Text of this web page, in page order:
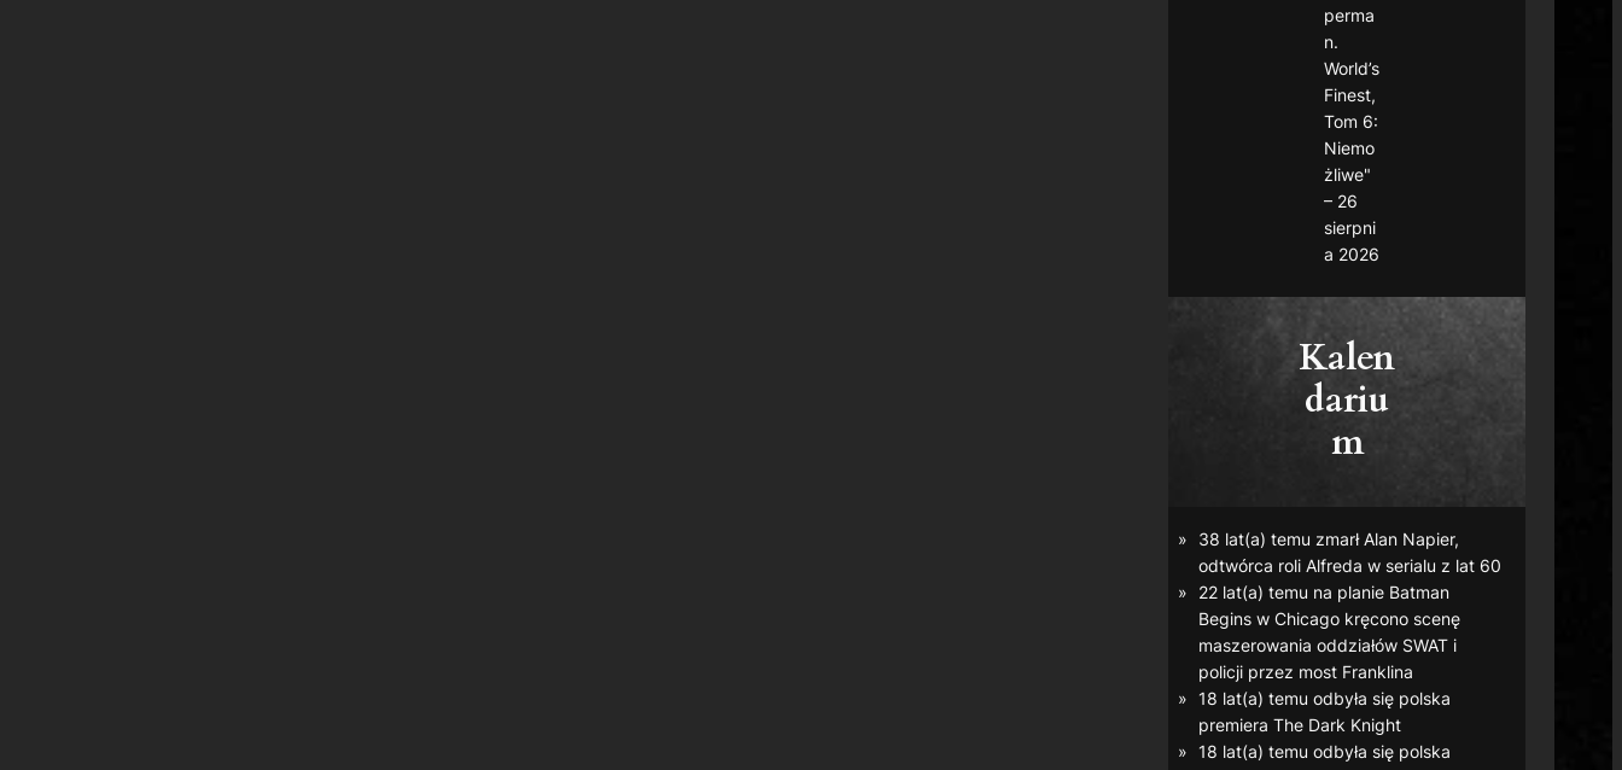
perma
n.
World’s
Finest,
Tom 6:
Niemo
żliwe"
– 26
sierpni
a 2026
Kalen
dariu
m
38 lat(a) temu zmarł Alan Napier,
odtwórca roli Alfreda w serialu z lat 60
22 lat(a) temu na planie Batman
Begins w Chicago kręcono scenę
maszerowania oddziałów SWAT i
policji przez most Franklina
18 lat(a) temu odbyła się polska
premieraThe Dark Knight
18 lat(a) temu odbyła się polska